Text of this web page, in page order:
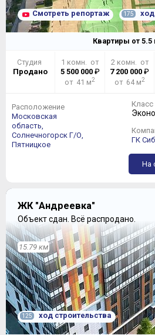
Смотреть репортаж 175 ход
Квартиры от 5.5
Студия
Продано
1 комн. от
5 500 000₽
от 41 м2
2 комн. от
7 200 000 ₽
от 64 м2
Расположение
Московская
область,
Солнечногорск Г/О,
Пятницкое
ГК
На
ЖК "Андреевка"
Объект сдан. Всё распродано.
15.79 км
125 ход строительства